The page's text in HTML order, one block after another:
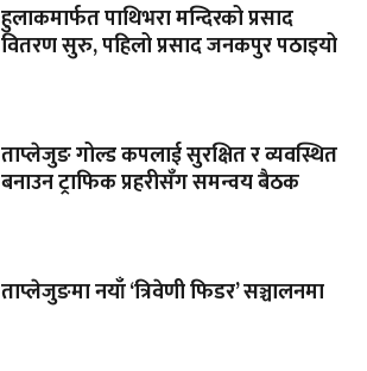
हुलाकमार्फत पाथिभरा मन्दिरको प्रसाद
वितरण सुरु, पहिलो प्रसाद जनकपुर पठाइयो
ताप्लेजुङ गोल्ड कपलाई सुरक्षित र व्यवस्थित
बनाउन ट्राफिक प्रहरीसँग समन्वय बैठक
ताप्लेजुङमा नयाँ ‘त्रिवेणी फिडर’ सञ्चालनमा